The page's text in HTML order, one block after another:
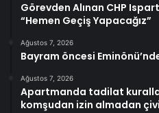
Görevden Alınan CHP
“Hemen Geçiş Yapacağız”
Ağustos 7, 2026
Bayram öncesi
Ağustos 7, 2026
Apartmanda tadilat
komşudan izin almadan